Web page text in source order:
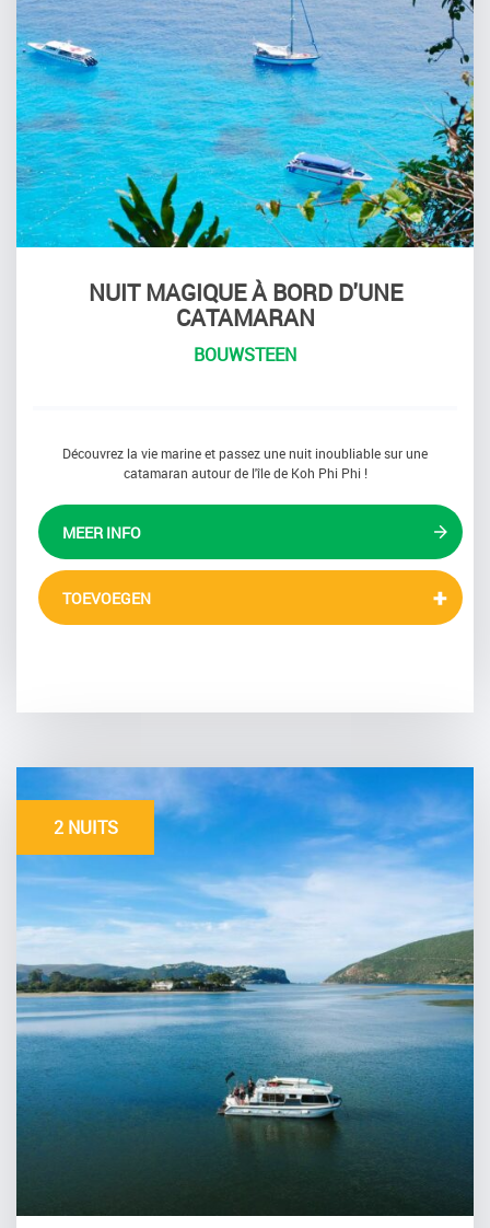
NUIT MAGIQUE À BORD D'UNE
CATAMARAN
BOUWSTEEN
Découvrez la vie marine et passez une nuit inoubliable sur une
catamaran autour de l'île de Koh Phi Phi !
MEER INFO
TOEVOEGEN
2 NUITS